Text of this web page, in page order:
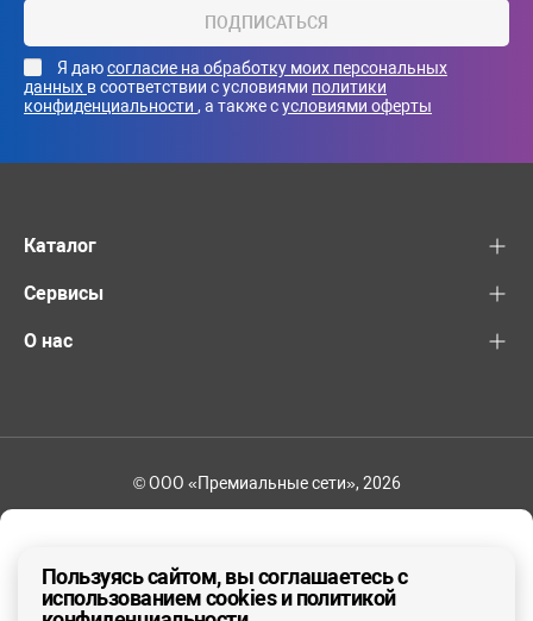
ПОДПИСАТЬСЯ
Я даюсогласие на обработку моих персональных
данных в соответствии с условиями политики
конфиденциальности , а также сусловиями оферты
Каталог
Сервисы
О нас
© ООО «Премиальные сети», 2026
Пользуясь сайтом, вы соглашаетесь с
использованием cookies и политикой